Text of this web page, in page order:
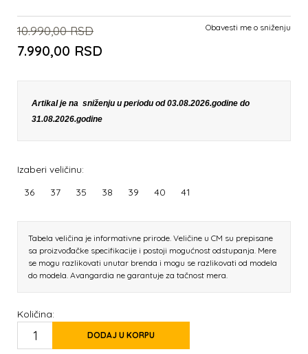
10.990,00 RSD
7.990,00 RSD
Obavesti me o sniženju
Artikal je na sniženju u periodu od 03.08.2026.godine do
31.08.2026.godine
Izaberi veličinu:
36 37 35 38 39 40 41
Tabela veličina je informativne prirode. Veličine u CM su prepisane
sa proizvođačke specifikacije i postoji mogućnost odstupanja. Mere
se mogu razlikovati unutar brenda i mogu se razlikovati od modela
do modela. Avangardia ne garantuje za tačnost mera.
Količina:
DODAJ U KORPU